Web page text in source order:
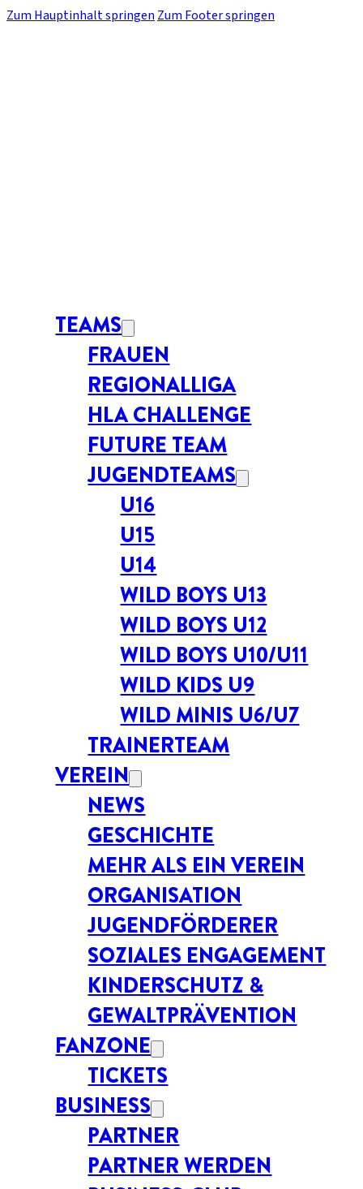
Zum Hauptinhalt springen Zum Footer springen
TEAMS
FRAUEN
REGIONALLIGA
HLA CHALLENGE
FUTURE TEAM
JUGENDTEAMS
U16
U15
U14
WILD BOYS U13
WILD BOYS U12
WILD BOYS U10/U11
WILD KIDS U9
WILD MINIS U6/U7
TRAINERTEAM
VEREIN
NEWS
GESCHICHTE
MEHR ALS EIN VEREIN
ORGANISATION
JUGENDFÖRDERER
SOZIALES ENGAGEMENT
KINDERSCHUTZ &
GEWALTPRÄVENTION
FANZONE
TICKETS
BUSINESS
PARTNER
PARTNER WERDEN